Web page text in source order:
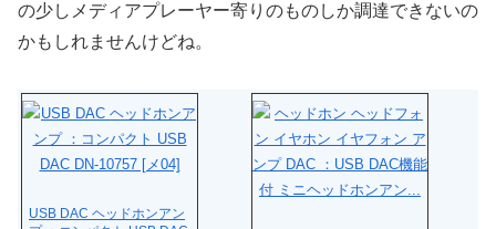
の少しメディアプレーヤー寄りのものしか調達できないの
かもしれませんけどね。
USB DAC ヘッドホンアン